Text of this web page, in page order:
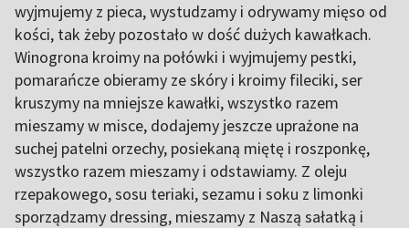
wyjmujemy z pieca, wystudzamy i odrywamy mięso od
kości, tak żeby pozostało w dość dużych kawałkach.
Winogrona kroimy na połówki i wyjmujemy pestki,
pomarańcze obieramy ze skóry i kroimy fileciki, ser
kruszymy na mniejsze kawałki, wszystko razem
mieszamy w misce, dodajemy jeszcze uprażone na
suchej patelni orzechy, posiekaną miętę i roszponkę,
wszystko razem mieszamy i odstawiamy. Z oleju
rzepakowego, sosu teriaki, sezamu i soku z limonki
sporządzamy dressing, mieszamy z Naszą sałatką i